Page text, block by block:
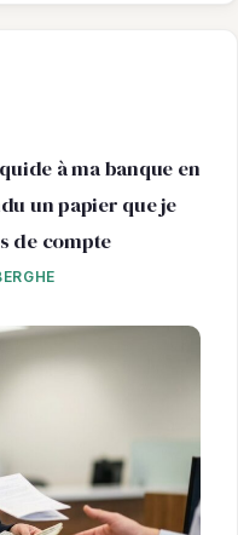
à ma banque en
un papier que je
de compte